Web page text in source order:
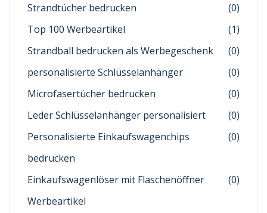
Strandtücher bedrucken
(0)
Top 100 Werbeartikel
(1)
Strandball bedrucken als Werbegeschenk
(0)
personalisierte Schlüsselanhänger
(0)
Microfasertücher bedrucken
(0)
Leder Schlüsselanhänger personalisiert
(0)
Personalisierte Einkaufswagenchips
bedrucken
(0)
Einkaufswagenlöser mit Flaschenöffner
Werbeartikel
(0)